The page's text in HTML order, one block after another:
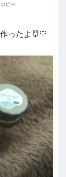
コピー
ったよ🐰🤍